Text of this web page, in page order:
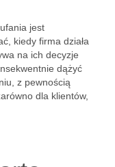
jest
kiedy firma działa
na ich decyzje
dążyć
z pewnością
dla klientów,